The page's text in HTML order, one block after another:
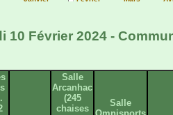
10 Février 2024 -
Salle
Arcanhac
(245
chaises
Salle